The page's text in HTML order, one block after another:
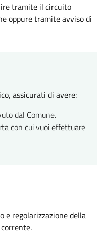
tramite il circuito
oppure tramite avviso di
assicurati di avere:
dal Comune.
con cui vuoi effettuare
e regolarizzazione della